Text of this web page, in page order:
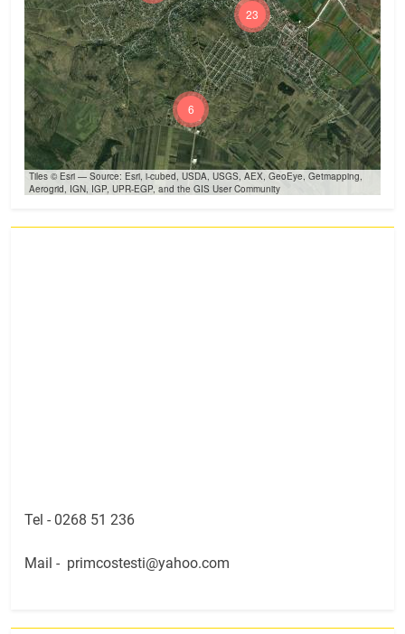
23
6
Tiles © Esri — Source: Esri, i-cubed, USDA, USGS, AEX, GeoEye, Getmapping,
Aerogrid, IGN, IGP, UPR-EGP, and the GIS User Community
Tel - 0268 51 236
Mail - primcostesti@yahoo.com